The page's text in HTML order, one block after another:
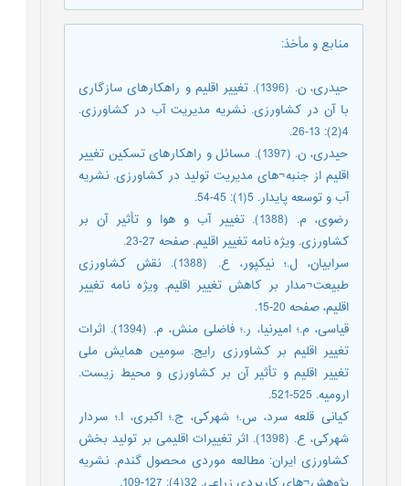
منابع و مأخذ:
حیدری، ن. (1396). تغییر اقلیم و راهکارهای سازگاری
با آن در کشاورزی. نشریه مدیریت آب در کشاورزی.
4(2): 13-26.
حیدری، ن. (1397). مسائل و راهکارهای تسکین تغییر
اقلیم از جنبه¬های مدیریت تولید در کشاورزی. نشریه
آب و توسعه پایدار. 5(1): 45-54.
رضوی، م. (1388). تغییر آب و هوا و تأثیر آن بر
کشاورزی. ویژه نامه تغییر اقلیم. صفحه 27-23.
سرابیان، ل.؛ نیکپور، ع. (1388). نقش کشاورزی
طبیعت¬مدار بر کاهش تغییر اقلیم. ویژه نامه تغییر
اقلیم، صفحه 20-15.
قیاسی، م.؛ امیرنیا، ر.؛ فاضلی منش، م. (1394). اثرات
تغییر اقلیم بر کشاورزی رایج. سومین همایش ملی
تغییر اقلیم و تأثیر آن بر کشاورزی و محیط زیست.
ارومیه. 525-521.
کیانی قلعه سرد، س.؛ شهرکی، ج.؛ اکبری، ا.؛ سردار
شهرکی، ع. (1398). اثر تغییرات اقلیمی بر تولید بخش
کشاورزی ایران: مطالعه موردی محصول گندم. نشریه